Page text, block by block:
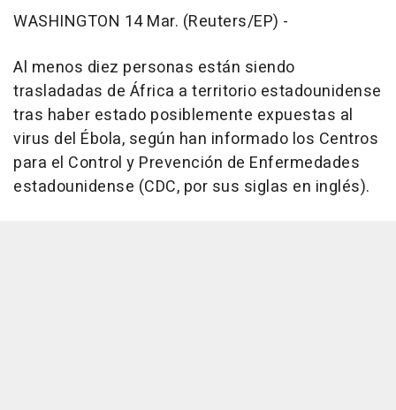
WASHINGTON 14 Mar. (Reuters/EP) -
Al menos diez personas están siendo
trasladadas de África a territorio estadounidense
tras haber estado posiblemente expuestas al
virus del Ébola, según han informado los Centros
para el Control y Prevención de Enfermedades
estadounidense (CDC, por sus siglas en inglés).